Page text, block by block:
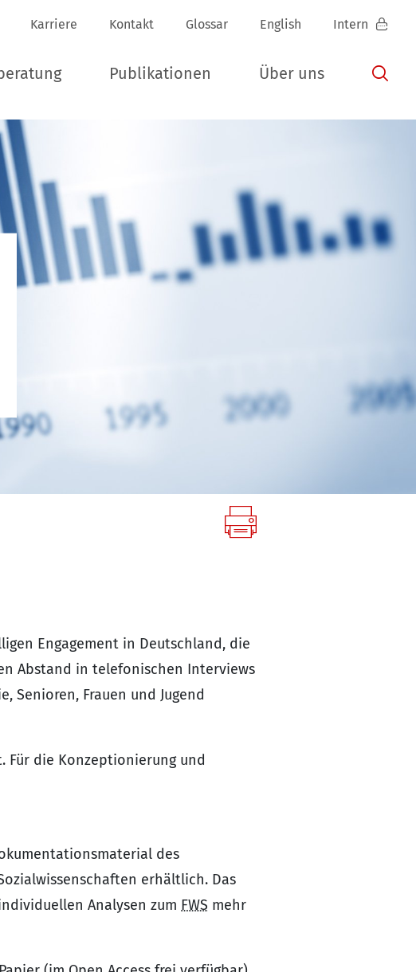
Karriere Kontakt Glossar English Intern
Publikationen Über uns
Engagement in Deutschland, die
Abstand in telefonischen Interviews
Senioren, Frauen und Jugend
Für die Konzeptionierung und
des
erhältlich. Das
Analysen zum FWS mehr